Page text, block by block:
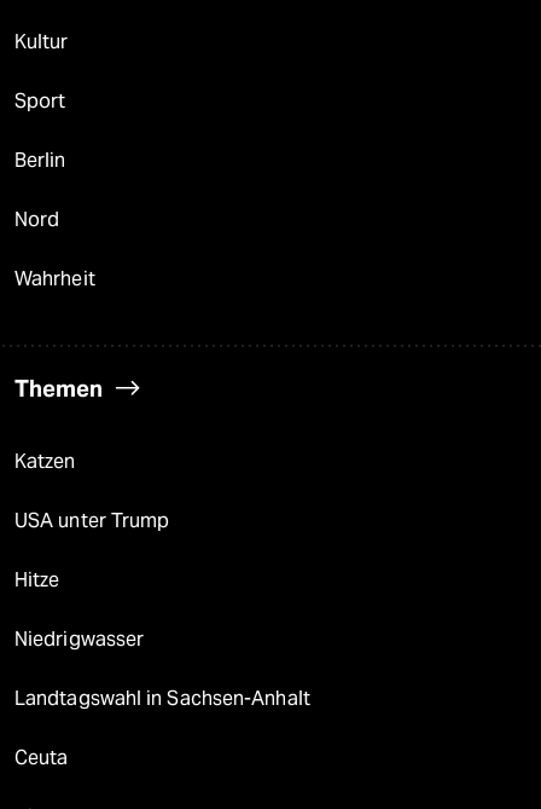
Kultur
Sport
Berlin
Nord
Wahrheit
Themen
Katzen
USA unter Trump
Hitze
Niedrigwasser
Landtagswahl in Sachsen-Anhalt
Ceuta